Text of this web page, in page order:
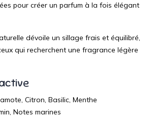
pour créer un parfum à la fois élégant
dévoile un sillage frais et équilibré,
qui recherchent une fragrance légère
Citron, Basilic, Menthe
Notes marines